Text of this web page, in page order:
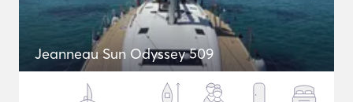
Jeanneau Sun Odyssey 509